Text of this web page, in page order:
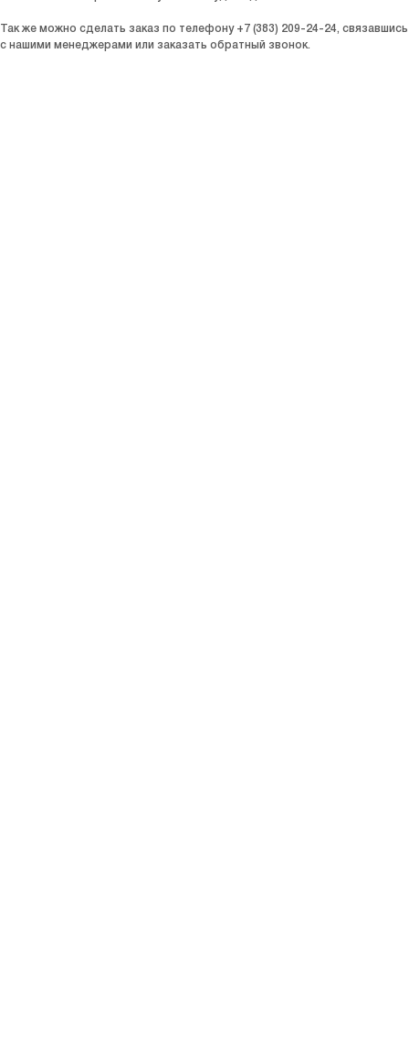
Так же можно сделать заказ по телефону +7 (383) 209-24-24, связавшись
с нашими менеджерами или заказать обратный звонок.